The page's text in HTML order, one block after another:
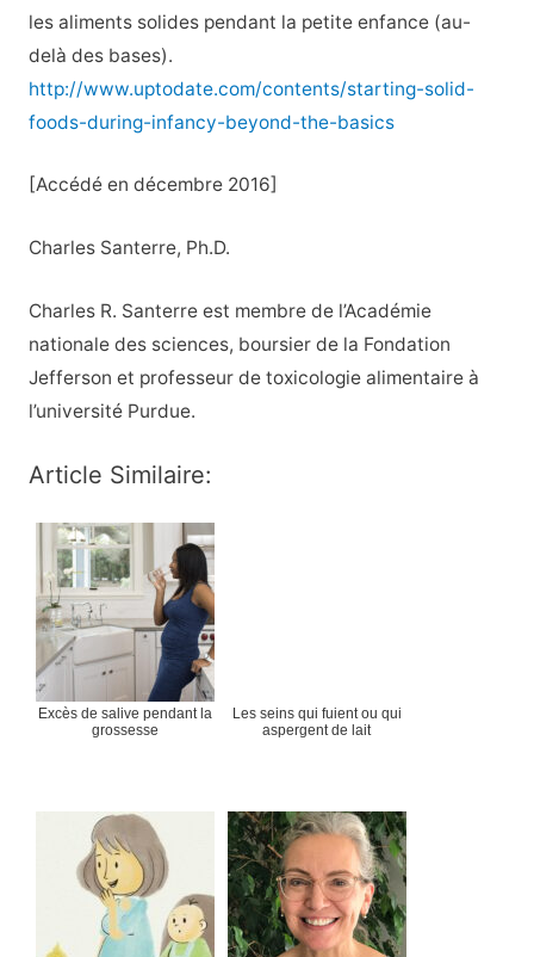
les aliments solides pendant la petite enfance (au-
delà des bases).
http://www.uptodate.com/contents/starting-solid-
foods-during-infancy-beyond-the-basics
[Accédé en décembre 2016]
Charles Santerre, Ph.D.
Charles R. Santerre est membre de l’Académie
nationale des sciences, boursier de la Fondation
Jefferson et professeur de toxicologie alimentaire à
l’université Purdue.
Article Similaire:
Excès de salive pendant la
grossesse
Les seins qui fuient ou qui
aspergent de lait